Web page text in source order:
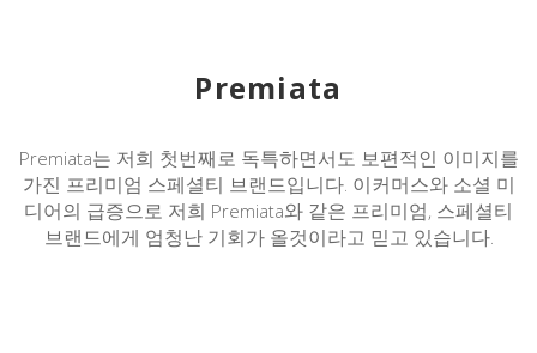
Premiata
Premiata는 저희 첫번째로 독특하면서도 보편적인 이미지를
가진 프리미엄 스페셜티 브랜드입니다. 이커머스와 소셜 미
디어의 급증으로 저희 Premiata와 같은 프리미엄, 스페셜티
브랜드에게 엄청난 기회가 올것이라고 믿고 있습니다.